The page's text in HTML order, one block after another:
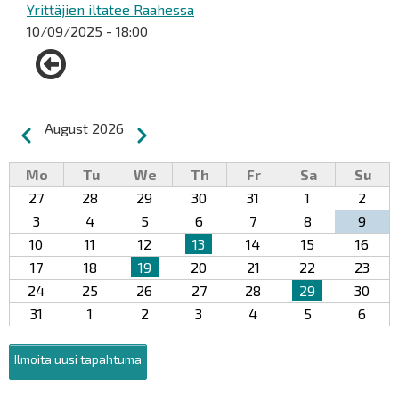
Yrittäjien iltatee Raahessa
10/09/2025 - 18:00
Pagination
Previous
August 2026 Next
Mo Tu We Th Fr Sa
Su
27
28 29 30 31 1
2
3
4 5 6 7 8
9
10
11 12 13 14 15
16
17
18 19 20 21 22
23
24
25 26 27 28 29
30
31
1 2 3 4 5 6
Ilmoita uusi tapahtuma